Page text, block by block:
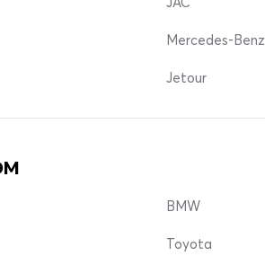
Mercedes-Benz
Jetour
BMW
Toyota